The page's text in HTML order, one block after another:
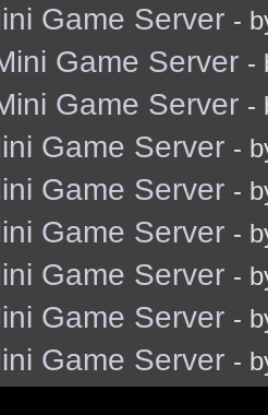
Game Server -
Game Server -
Game Server -
Game Server -
Game Server -
Game Server -
Game Server -
Game Server -
Game Server -